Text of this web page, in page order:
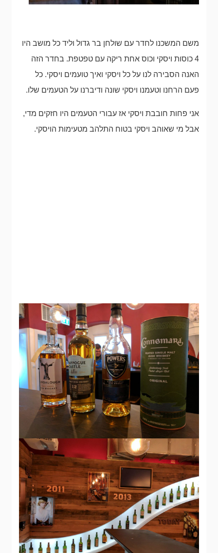
משם המשכנו לחדר עם שולחן בר גדול וליד כל מושב היו
4 כוסות ויסקי וכוס אחת ריקה עם טפטפת. בחדר הזה
האנה הסבירה לנו על כל ויסקי ואיך טועמים ויסקי. כל
פעם הרחנו וטעמנו ויסקי שונה ודיברנו על הטעמים שלו.
אני פחות חובבת ויסקי אז עבורי הטעמים היו חזקים מדי,
אבל מי שאוהב ויסקי בטוח התלהב מטעימות הויסקי.